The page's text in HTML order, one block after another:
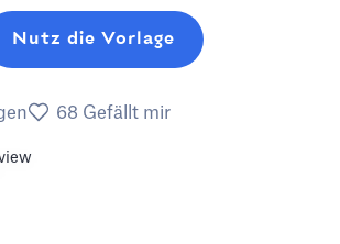
Nutz die Vorlage
68 Gefällt mir